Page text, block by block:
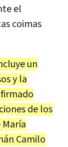
el
coimas
un
y la
firmado
de los
María
án Camilo